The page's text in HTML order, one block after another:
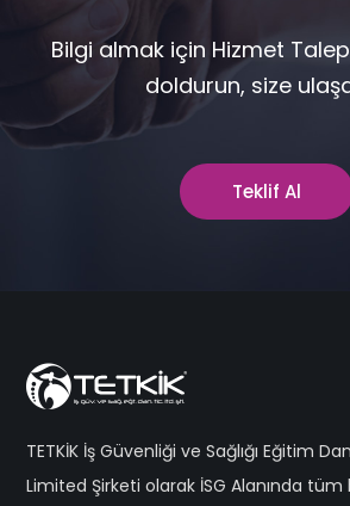
Bilgi almak için Hizmet
doldurun, size
Teklif Al
TETKİK İş Güvenliği ve Sağlığı Eğitim
Limited Şirketi olarak İSG Alanında